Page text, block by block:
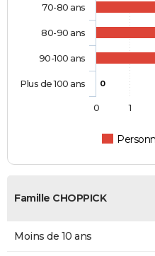
0
70-80 ans
80-90 ans
90-100 ans
Plus de 100 ans
0 1
Famille CHOPPICK
Moins de 10 ans